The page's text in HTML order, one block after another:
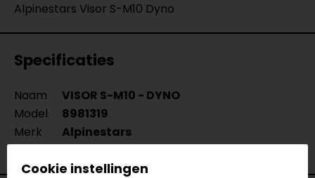
Alpinestars Visor S-M10 Dyno
Specificaties
Naam
VISOR S-M10 - DYNO
Model
8981319
Merk
Alpinestars
Cookie instellingen